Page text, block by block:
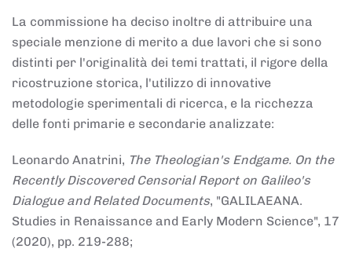
La commissione ha deciso inoltre di attribuire una
speciale menzione di merito a due lavori che si sono
distinti per l'originalità dei temi trattati, il rigore della
ricostruzione storica, l'utilizzo di innovative
metodologie sperimentali di ricerca, e la ricchezza
delle fonti primarie e secondarie analizzate:
Leonardo Anatrini, The Theologian's Endgame. On the
Recently Discovered Censorial Report on Galileo's
Dialogue and Related Documents, "GALILAEANA.
Studies in Renaissance and Early Modern Science", 17
(2020), pp. 219-288;